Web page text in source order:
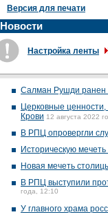
Версия для печати
Новости
Настройка ленты
Салман Рушди ранен
Церковные ценности,
Крови 12 августа 2022
В РПЦ опровергли
Историческую
Новая мечеть
В РПЦ выступили
года, 12:10
У главного храма